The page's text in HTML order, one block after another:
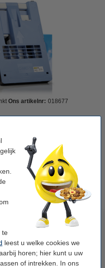
te
leest u welke cookies we
horen; hier kunt u uw
of intrekken. In ons
Ons artikelnr: 018677
Bestellen